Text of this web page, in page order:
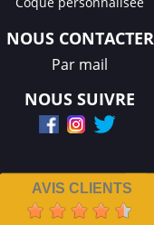
NOUS CONTACTER
Par mail
NOUS SUIVRE
AVIS CLIENTS